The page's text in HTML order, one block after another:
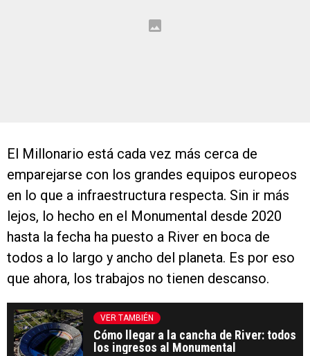
El Millonario está cada vez más cerca de
emparejarse con los grandes equipos europeos
en lo que a infraestructura respecta. Sin ir más
lejos, lo hecho en el Monumental desde 2020
hasta la fecha ha puesto a River en boca de
todos a lo largo y ancho del planeta. Es por eso
que ahora, los trabajos no tienen descanso.
VER TAMBIÉN
Cómo llegar a la cancha de River: todos
los ingresos al Monumental